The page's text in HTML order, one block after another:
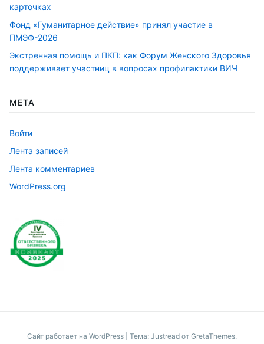
карточках
Фонд «Гуманитарное действие» принял участие в
ПМЭФ-2026
Экстренная помощь и ПКП: как Форум Женского Здоровья
поддерживает участниц в вопросах профилактики ВИЧ
МЕТА
Войти
Лента записей
Лента комментариев
WordPress.org
Сайт работает на WordPress Тема: Justread от GretaThemes.